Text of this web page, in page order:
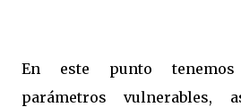
En este punto
parámetros